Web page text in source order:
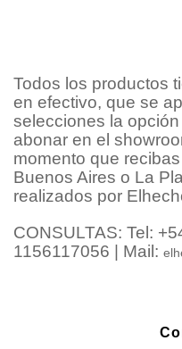
Todos los productos
en efectivo, que se
selecciones la
abonar en el
momento que
Buenos Aires o La
realizados por
CONSULTAS: Tel:
1156117056 | Mail: